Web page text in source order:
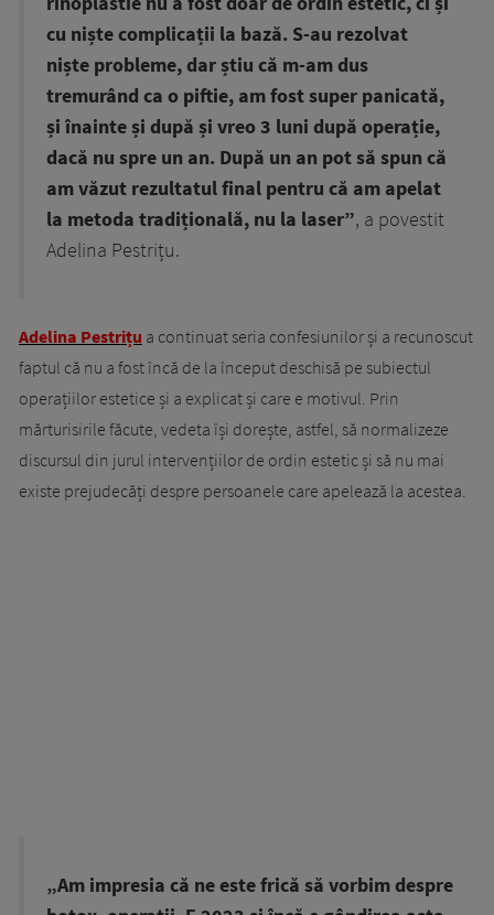
cu niște complicații la bază. S-au rezolvat
niște probleme, dar știu că m-am dus
tremurând ca o piftie, am fost super panicată,
și înainte și după și vreo 3 luni după operație,
dacă nu spre un an. După un an pot să spun că
am văzut rezultatul final pentru că am apelat
la metoda tradițională, nu la laser”, a povestit
Adelina Pestrițu.
Adelina Pestrițu a continuat seria confesiunilor și a recunoscut
faptul că nu a fost încă de la început deschisă pe subiectul
operațiilor estetice și a explicat și care e motivul. Prin
mărturisirile făcute, vedeta își dorește, astfel, să normalizeze
discursul din jurul intervențiilor de ordin estetic și să nu mai
existe prejudecăți despre persoanele care apelează la acestea.
„Am impresia că ne este frică să vorbim despre